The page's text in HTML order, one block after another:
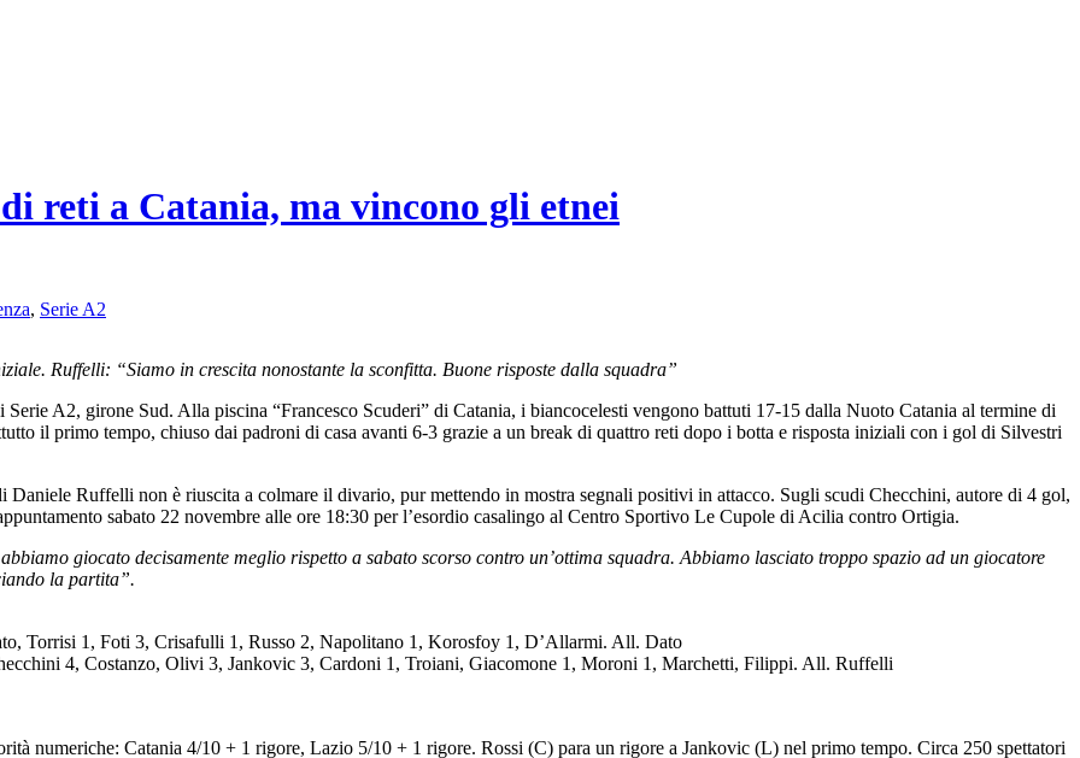
reti a Catania, ma vincono gli etnei
, Serie A2
Ruffelli: “Siamo in crescita nonostante la sconfitta. Buone risposte dalla squadra”
A2, girone Sud. Alla piscina “Francesco Scuderi” di Catania, i biancocelesti vengono battuti 17-15 dalla Nuoto Catania al termine di
il primo tempo, chiuso dai padroni di casa avanti 6-3 grazie a un break di quattro reti dopo i botta e risposta iniziali con i gol di Silvestri
Daniele Ruffelli non è riuscita a colmare il divario, pur mettendo in mostra segnali positivi in attacco. Sugli scudi Checchini, autore di 4 gol,
sabato 22 novembre alle ore 18:30 per l’esordio casalingo al Centro Sportivo Le Cupole di Acilia contro Ortigia.
giocato decisamente meglio rispetto a sabato scorso contro un’ottima squadra. Abbiamo lasciato troppo spazio ad un giocatore
la partita”.
Torrisi 1, Foti 3, Crisafulli 1, Russo 2, Napolitano 1, Korosfoy 1, D’Allarmi. All. Dato
4, Costanzo, Olivi 3, Jankovic 3, Cardoni 1, Troiani, Giacomone 1, Moroni 1, Marchetti, Filippi. All. Ruffelli
numeriche: Catania 4/10 + 1 rigore, Lazio 5/10 + 1 rigore. Rossi (C) para un rigore a Jankovic (L) nel primo tempo. Circa 250 spettatori